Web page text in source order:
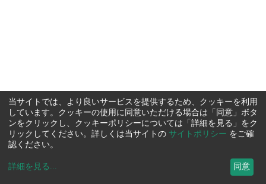
当サイトでは、より良いサービスを提供するため、クッキーを利用
しています。クッキーの使用に同意いただける場合は「同意」ボタ
ンをクリックし、クッキーポリシーについては「詳細を見る」をク
リックしてください。詳しくは当サイトの サイトポリシー をご確
認ください。
詳細を見る ... 同意